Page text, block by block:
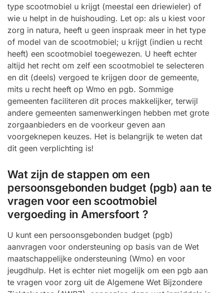
type scootmobiel u krijgt (meestal een driewieler) of
wie u helpt in de huishouding. Let op: als u kiest voor
zorg in natura, heeft u geen inspraak meer in het type
of model van de scootmobiel; u krijgt (indien u recht
heeft) een scootmobiel toegewezen. U heeft echter
altijd het recht om zelf een scootmobiel te selecteren
en dit (deels) vergoed te krijgen door de gemeente,
mits u recht heeft op Wmo en pgb. Sommige
gemeenten faciliteren dit proces makkelijker, terwijl
andere gemeenten samenwerkingen hebben met grote
zorgaanbieders en de voorkeur geven aan
voorgeknepen keuzes. Het is belangrijk te weten dat
dit geen verplichting is!
Wat zijn de stappen om een
persoonsgebonden budget (pgb) aan te
vragen voor een scootmobiel
vergoeding in Amersfoort ?
U kunt een persoonsgebonden budget (pgb)
aanvragen voor ondersteuning op basis van de Wet
maatschappelijke ondersteuning (Wmo) en voor
jeugdhulp. Het is echter niet mogelijk om een pgb aan
te vragen voor zorg uit de Algemene Wet Bijzondere